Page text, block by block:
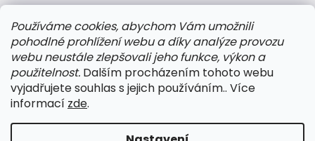
Používáme cookies, abychom Vám umožnili
pohodlné prohlížení webu a díky analýze provozu
webu neustále zlepšovali jeho funkce, výkon a
použitelnost. Dalším procházením tohoto webu
vyjadřujete souhlas s jejich používáním.. Více
informací zde.
Vložením e-mailu souhlasíte spodmínkami ochrany
osobních údajů
PŘIHLÁSIT SE